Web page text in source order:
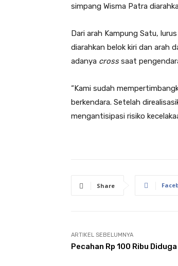
simpang Wisma Patra
Dari arah Kampung Satu,
diarahkan belok kiri dan arah
adanya crosssaat
“Kami sudah
berkendara. Setelah
mengantisipasi risiko
Share
ARTIKEL SEBELUMNYA
Pecahan Rp 100 Ribu